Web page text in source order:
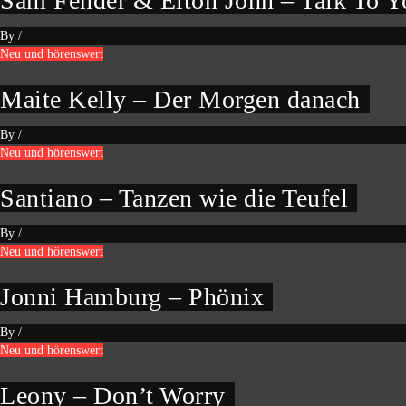
By /
Neu und hörenswert
Maite Kelly – Der Morgen danach
By /
Neu und hörenswert
Santiano – Tanzen wie die Teufel
By /
Neu und hörenswert
Jonni Hamburg – Phönix
By /
Neu und hörenswert
Leony – Don’t Worry